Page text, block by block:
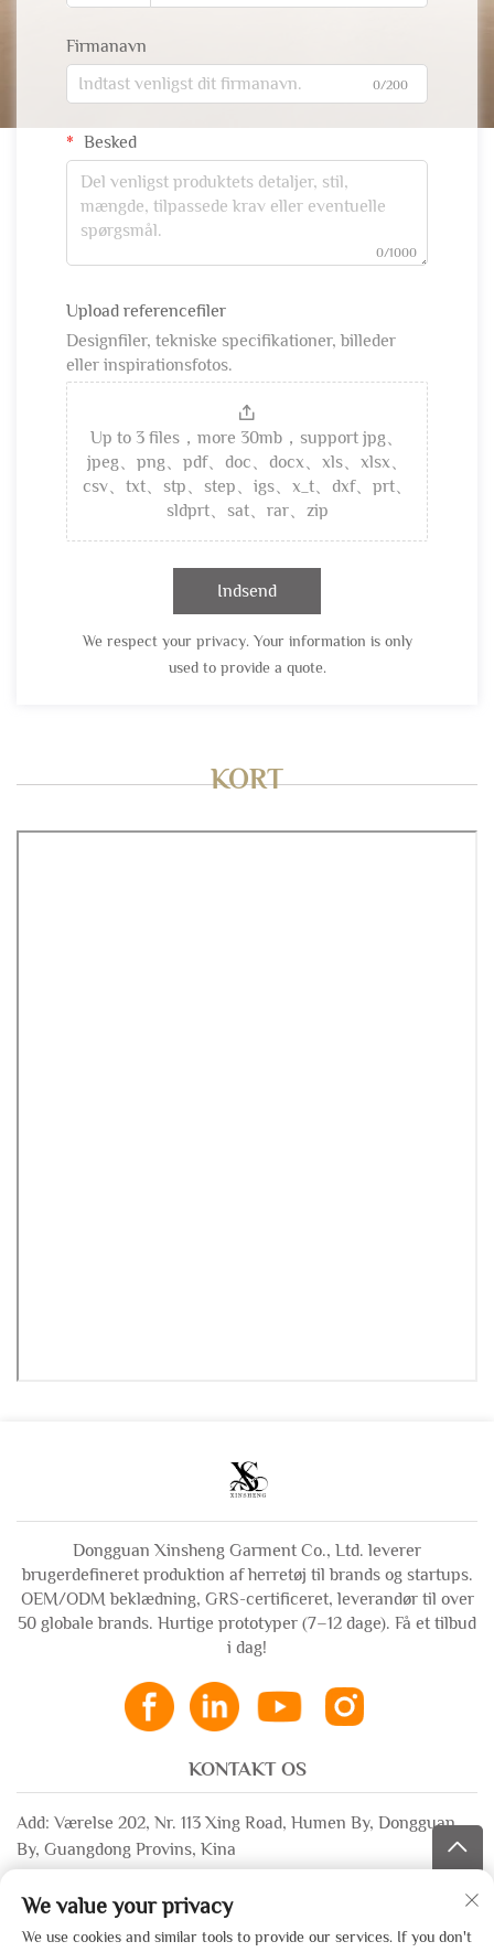
Firmanavn
0/200
Besked
0/1000
Upload referencefiler
Designfiler, tekniske specifikationer, billeder
eller inspirationsfotos.
Up to 3 files，more 30mb，support jpg、
jpeg、png、pdf、doc、docx、xls、xlsx、
csv、txt、stp、step、igs、x_t、dxf、prt、
sldprt、sat、rar、zip
Indsend
We respect your privacy. Your information is only
used to provide a quote.
KORT
Dongguan Xinsheng Garment Co., Ltd. leverer
brugerdefineret produktion af herretøj til brands og startups.
OEM/ODM beklædning, GRS-certificeret, leverandør til over
50 globale brands. Hurtige prototyper (7–12 dage). Få et tilbud
i dag!
KONTAKT OS
Add: Værelse 202, Nr. 113 Xing Road, Humen By, Dongguan
By, Guangdong Provins, Kina
We value your privacy
We use cookies and similar tools to provide our services. If you don't